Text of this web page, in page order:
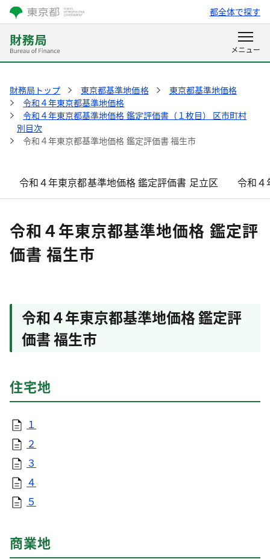
都全体で探す
財務局トップ 東京都基準地価格
東京都基準地価格
令和４年東京都基準地価格
令和４年東京都基準地価格 鑑定評価書（１枚目） 区市町村
別目次
令和４年東京都基準地価格 鑑定評価書 福生市
令和４年東京都基準地価格 鑑定評価書 足立区 令和４
令和４年東京都基準地価格 鑑定評
価書 福生市
令和４年東京都基準地価格 鑑定評
価書 福生市
住宅地
１
２
３
４
５
商業地